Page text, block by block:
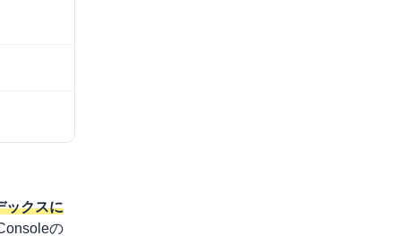
ックスに
の